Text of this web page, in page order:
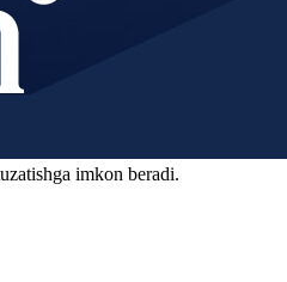
imkon beradi.